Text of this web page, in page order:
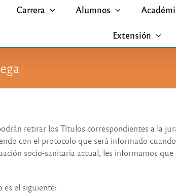
Carrera Alumnos
Extensión
retirar los Títulos correspondientes a la
con el protocolo que será informado
socio-sanitaria actual, les informamos
es el siguiente: